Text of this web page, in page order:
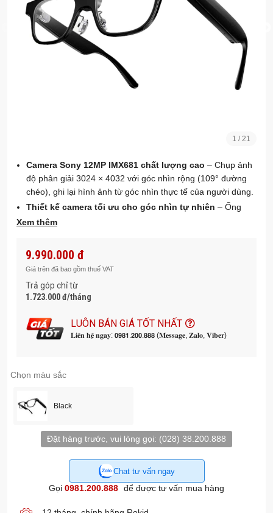
1 /21
Camera Sony 12MP IMX681 chất lượng cao – Chụp ảnh
độ phân giải 3024 × 4032 với góc nhìn rộng (109° đường
chéo), ghi lại hình ảnh từ góc nhìn thực tế của người dùng.
Thiết kế camera tối ưu cho góc nhìn tự nhiên – Ống
kính tiêu cự 1.9mm, khẩu độ F/2.25 và góc nghiêng 3° giúp
Âm thanh rõ ràng với 4 micro định hướng
micro và 2 loa AAC 0920 mang lại chất lượng ghi âm và
đàm thoại rõ ràng.
Trang bị chip Snapdragon AR1 Gen 1
2GB và bộ nhớ 32GB giúp xử lý nhanh các tác vụ AI và ứng
dụng thông minh.
Tích hợp AI đa năng với GPT– Hỗ trợ dịch hai chiều
Hỗ trợ đa ngôn ngữ mạnh mẽ
qua ứng dụng Hi Rokid.
Pin tích hợp cho nhu cầu sử dụng linh hoạt
nhạc đến 6 giờ, gọi điện khoảng 4 giờ và quay video liên
tục khoảng 30 phút.
Thiết kế gọng kính nhẹ chỉ 49g– Thoải mái khi đeo lâu,
kèm cơ chế kẹp giúp thay thế và lắp tròng kính dễ dàng.
Chống rung bằng phần mềm– Giúp video ổn định hơn
Xem thêm
9.990.000 đ
Giá trên đã bao gồm thuế VAT
Trả góp chỉ từ
1.723.000 đ/tháng
LUÔN BÁN GIÁ TỐT NHẤT
𝐋𝐢𝐞̂𝐧 𝐡𝐞̣̂ 𝐧𝐠𝐚𝐲: 𝟬𝟵𝟴𝟭.𝟮𝟬𝟬.𝟴𝟴𝟴 (𝐌𝐞𝐬𝐬𝐚𝐠𝐞, 𝐙𝐚𝐥𝐨, 𝐕𝐢𝐛𝐞𝐫)
Chọn màu sắc
Black
Đặt hàng trước, vui lòng gọi: (028) 38.200.888
Chat tư vấn ngay
Gọi 0981.200.888 để được tư vấn mua hàng